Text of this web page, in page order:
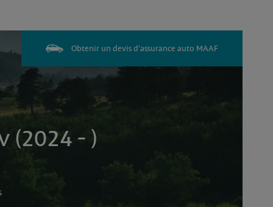
Obtenir un devis d'assurance auto MAAF
(2024 - )